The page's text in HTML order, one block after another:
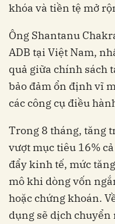
khóa và tiền tệ mở
Ông Shantanu
ADB tại Việt Nam,
quả giữa chính sách
bảo đảm ổn định vĩ
các công cụ điều
Trong 8 tháng, tăng
vượt mục tiêu 16%
đẩy kinh tế, mức
mô khi dòng vốn
hoặc chứng khoán.
dụng sẽ dịch